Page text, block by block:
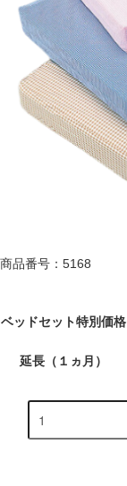
商品番号：5168
ベッドセット特別価格
延長（１ヵ月）